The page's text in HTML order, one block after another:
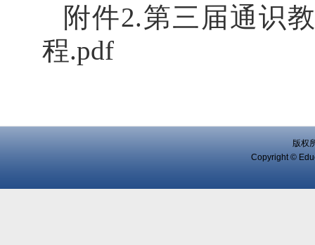
附件2.第三届通识
程.pdf
版权
Copyright ©